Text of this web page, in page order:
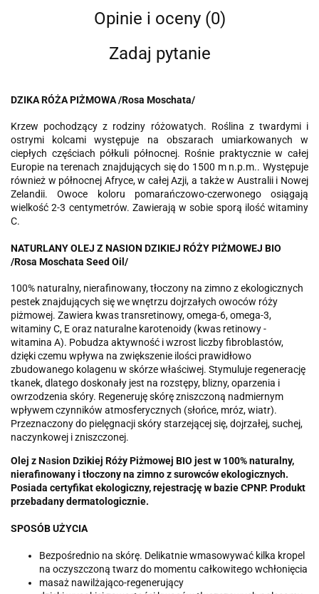
Opinie i oceny (0)
Zadaj pytanie
DZIKA RÓŻA PIŻMOWA /Rosa Moschata/
Krzew pochodzący z rodziny różowatych. Roślina z twardymi i
ostrymi kolcami występuje na obszarach umiarkowanych w
ciepłych częściach półkuli północnej. Rośnie praktycznie w całej
Europie na terenach znajdujących się do 1500 m n.p.m.. Występuje
również w północnej Afryce, w całej Azji, a także w Australii i Nowej
Zelandii. Owoce koloru pomarańczowo-czerwonego osiągają
wielkość 2-3 centymetrów. Zawierają w sobie sporą ilość witaminy
C.
NATURLANY OLEJ Z NASION DZIKIEJ RÓŻY PIŻMOWEJ BIO
/Rosa Moschata Seed Oil/
100% naturalny, nierafinowany, tłoczony na zimno z ekologicznych
pestek znajdujących się we wnętrzu dojrzałych owoców róży
piżmowej. Zawiera kwas transretinowy, omega-6, omega-3,
witaminy C, E oraz naturalne karotenoidy (kwas retinowy -
witamina A). Pobudza aktywność i wzrost liczby fibroblastów,
dzięki czemu wpływa na zwiększenie ilości prawidłowo
zbudowanego kolagenu w skórze właściwej. Stymuluje regenerację
tkanek, dlatego doskonały jest na rozstępy, blizny, oparzenia i
owrzodzenia skóry. Regeneruję skórę zniszczoną nadmiernym
wpływem czynników atmosferycznych (słońce, mróz, wiatr).
Przeznaczony do pielęgnacji skóry starzejącej się, dojrzałej, suchej,
naczynkowej i zniszczonej.
Olej z Nasion Dzikiej RóżyPiżmowej BIO jest w 100% naturalny,
nierafinowany i tłoczony na zimno z surowców ekologicznych.
Posiada certyfikat ekologiczny,rejestrację w bazie CPNP. Produkt
przebadany dermatologicznie.
SPOSÓB UŻYCIA
Bezpośrednio na skórę. Delikatnie wmasowywać kilka kropel
na oczyszczoną twarz do momentu całkowitego wchłonięcia
masaż nawilżająco-regenerujący